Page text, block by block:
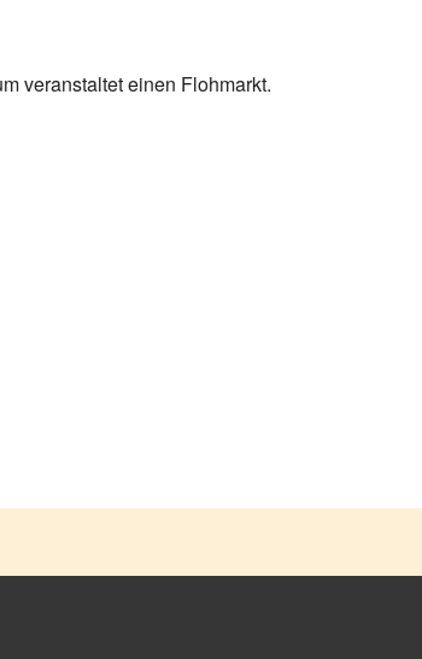
veranstaltet einen Flohmarkt.